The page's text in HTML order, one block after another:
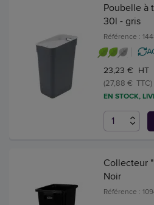
Poubelle à
30l - gris
Référence :
23,23 € HT
(27,88 € TTC)
EN STOCK,
Collecteur
Noir
Référence :